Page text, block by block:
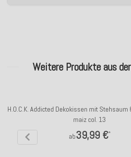
Weitere Produkte aus
H.O.C.K. Addicted Dekokissen mit Stehsaum
maiz col. 13
ab39,99 €*